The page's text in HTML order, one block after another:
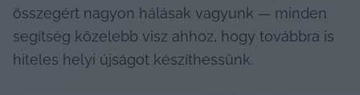
összegért nagyon hálásak vagyunk — minden
segítség közelebb visz ahhoz, hogy továbbra is
hiteles helyi újságot készíthessünk.